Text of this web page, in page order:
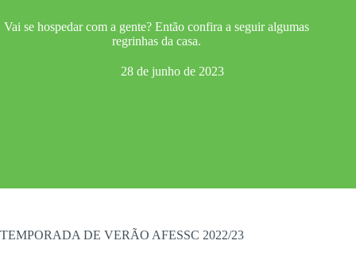
Vai se hospedar com a gente? Então confira a seguir algumas
regrinhas da casa.
28 de junho de 2023
TEMPORADA DE VERÃO AFESSC 2022/23